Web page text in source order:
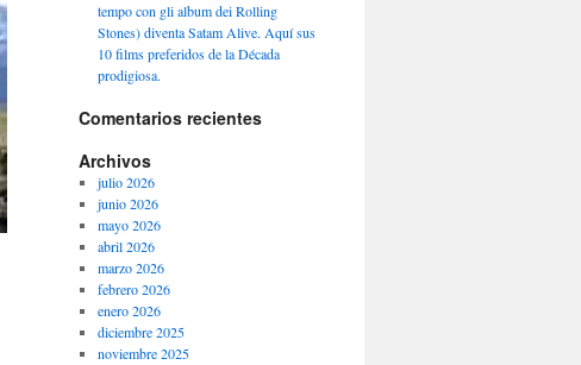
tempo con gli album dei Rolling
Stones) diventa Satam Alive. Aquí sus
10 films preferidos de la Década
prodigiosa.
Comentarios recientes
Archivos
julio 2026
junio 2026
mayo 2026
abril 2026
marzo 2026
febrero 2026
enero 2026
diciembre 2025
noviembre 2025